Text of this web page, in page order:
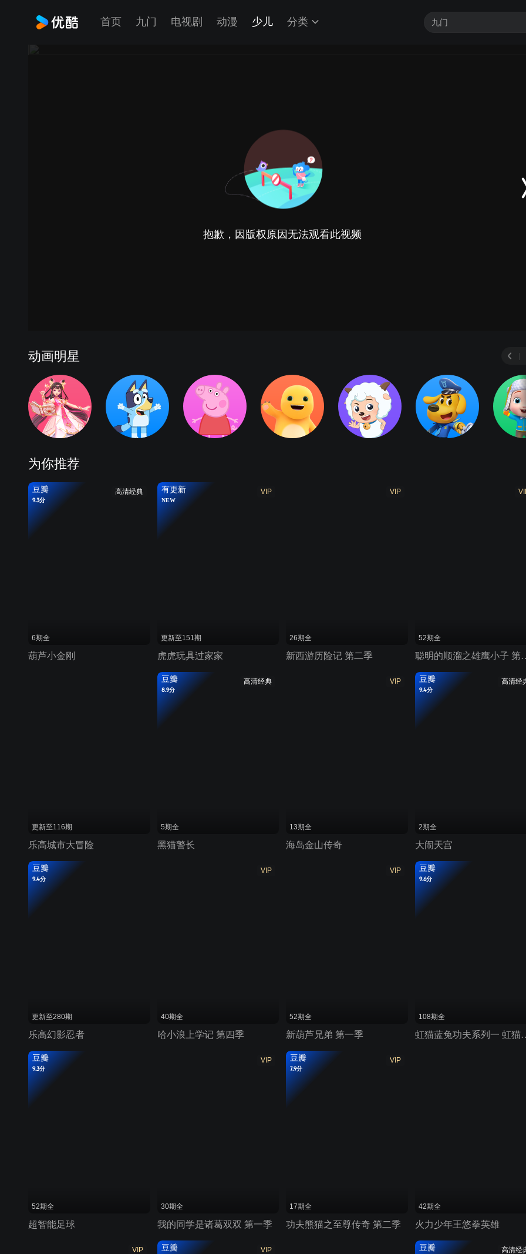
首页 九门 电视剧 动漫 少儿 分类
抱歉，因版权原因无法观看此视频
动画明星
为你推荐
高清经典
豆瓣
9.3分
6期全
葫芦小金刚
VIP
有更新
NEW
更新至151期
虎虎玩具过家家
VIP
26期全
新西游历险记 第二季
52期全
聪明的顺
更新至116期
乐高城市大冒险
高清经典
豆瓣
8.9分
5期全
黑猫警长
VIP
13期全
海岛金山传奇
高清经
豆瓣
9.4分
2期全
大闹天宫
豆瓣
9.4分
更新至280期
乐高幻影忍者
VIP
40期全
哈小浪上学记 第四季
VIP
52期全
新葫芦兄弟 第一季
豆瓣
9.6分
108期全
虹猫蓝兔功夫系
豆瓣
9.3分
52期全
超智能足球
VIP
30期全
我的同学是诸葛双双 第一季
VIP
豆瓣
7.9分
17期全
功夫熊猫之至尊传奇 第二季
42期全
火力少年王悠拳英雄
VIP VIP
豆瓣 高清经
豆瓣